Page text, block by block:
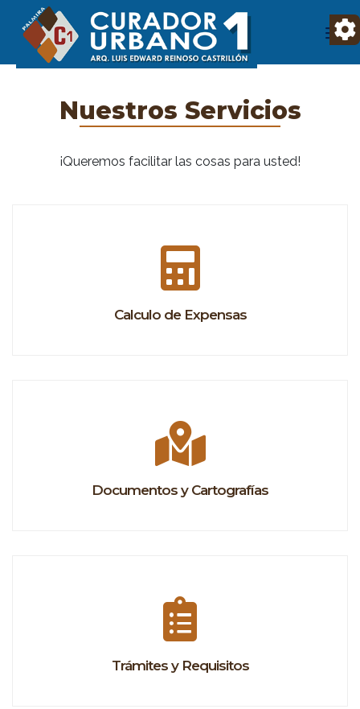
Nuestros Servicios
¡Queremos facilitar las cosas para usted!
Calculo de Expensas
Documentos y Cartografías
Trámites y Requisitos